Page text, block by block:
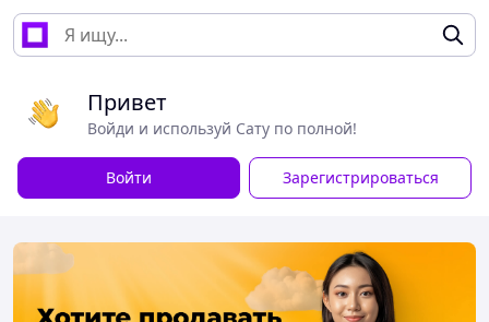
Привет
Войди и используй Сату по полной!
Войти Зарегистрироваться